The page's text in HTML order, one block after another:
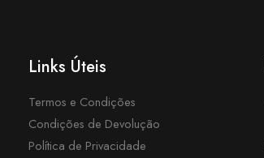
Links Úteis
Termos e Condições
Condições de Devolução
Política de Privacidade